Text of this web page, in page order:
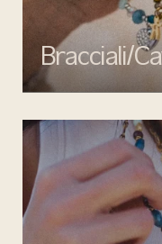
Bracciali/
Completa il tuo look